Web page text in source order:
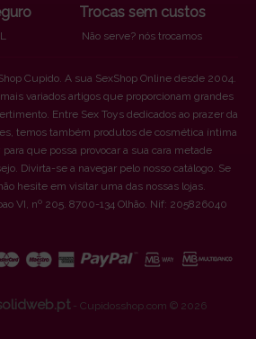
Trocas sem custos
Não serve? nós trocamos
Cupido. A sua SexShop Online desde 2004.
variados artigos que proporcionam grandes
Entre Sex Toys dedicados ao prazer da
temos também produtos de cosmética íntima
que possa provocar a sua cara metade
Divirta-se a navegar pelo nosso catálogo. Se
hesite em visitar uma das nossas lojas.
VI, nº 205. 8700-134 Olhão. Nif: 205826040
- Cupidosshop.com © 2026